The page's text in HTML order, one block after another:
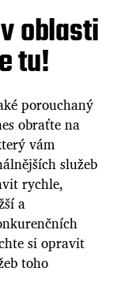
oblasti
tu!
porouchaný
obraťte na
vám
služeb
rychle,
a
si opravit
toho